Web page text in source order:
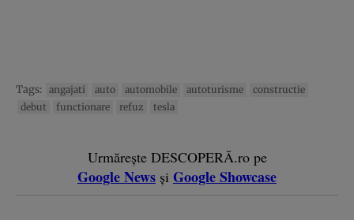
Tags: angajati auto automobile autoturisme
constructie
debut
functionare refuz tesla
Urmărește DESCOPERĂ.ro pe
Google News și Google Showcase